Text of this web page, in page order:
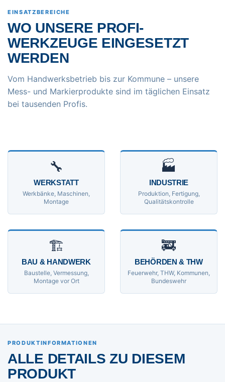
EINSATZBEREICHE
WO UNSERE PROFI-
WERKZEUGE EINGESETZT
WERDEN
Vom Handwerksbetrieb bis zur Kommune – unsere
Mess- und Markierprodukte sind im täglichen Einsatz
bei tausenden Profis.
🔧
WERKSTATT
Werkbänke, Maschinen,
Montage
🏭
INDUSTRIE
Produktion, Fertigung,
Qualitätskontrolle
🏗
BAU & HANDWERK
Baustelle, Vermessung,
Montage vor Ort
🚒
BEHÖRDEN & THW
Feuerwehr, THW, Kommunen,
Bundeswehr
PRODUKTINFORMATIONEN
ALLE DETAILS ZU DIESEM
PRODUKT